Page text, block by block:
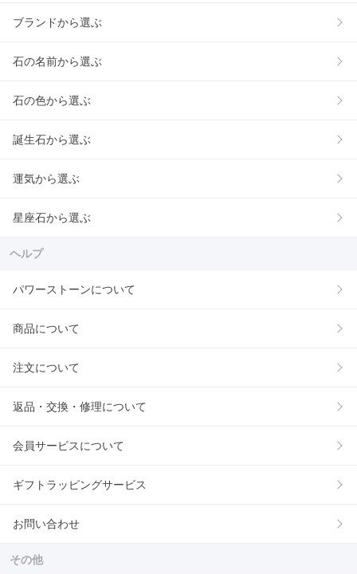
ブランドから選ぶ
石の名前から選ぶ
石の色から選ぶ
誕生石から選ぶ
運気から選ぶ
星座石から選ぶ
ヘルプ
パワーストーンについて
商品について
注文について
返品・交換・修理について
会員サービスについて
ギフトラッピングサービス
お問い合わせ
その他